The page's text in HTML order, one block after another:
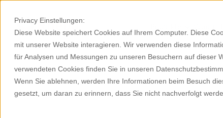
Privacy Einstellungen:
Diese Website speichert Cookies auf Ihrem Computer. Diese
mit unserer Website interagieren. Wir verwenden diese
für Analysen und Messungen zu unseren Besuchern auf
verwendeten Cookies finden Sie in unseren
Wenn Sie ablehnen, werden Ihre Informationen beim Besuch
gesetzt, um daran zu erinnern, dass Sie nicht nachverfolgt